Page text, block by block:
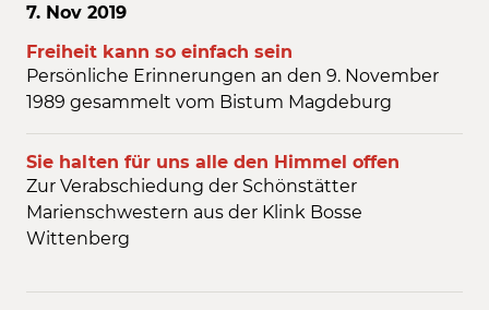
7. Nov 2019
Freiheit kann so einfach sein
Persönliche Erinnerungen an den 9. November
1989 gesammelt vom Bistum Magdeburg
Sie halten für uns alle den Himmel offen
Zur Verabschiedung der Schönstätter
Marienschwestern aus der Klink Bosse
Wittenberg